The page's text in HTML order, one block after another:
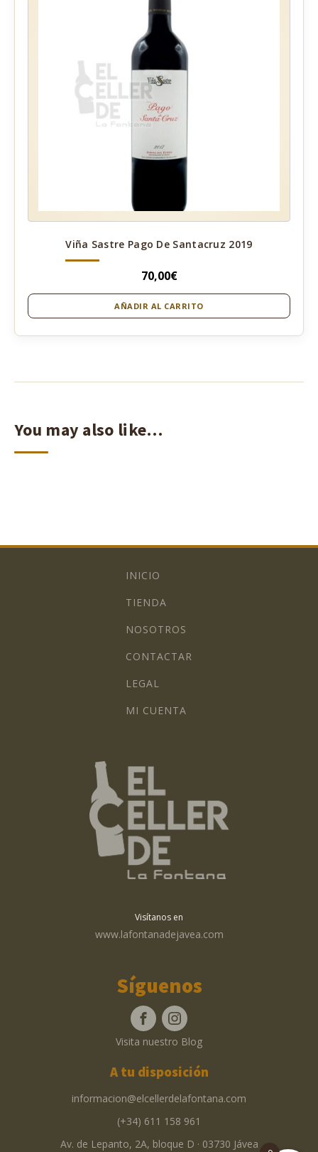
Viña Sastre Pago De Santacruz 2019
70,00€
AÑADIR AL CARRITO
You may also like…
INICIO
TIENDA
NOSOTROS
CONTACTAR
LEGAL
MI CUENTA
Visítanos en
www.lafontanadejavea.com
Síguenos
Visita nuestro Blog
A tu disposición
informacion@elcellerdelafontana.com
(+34) 611 158 961
Av. de Lepanto, 2A, bloque D · 03730 Jávea